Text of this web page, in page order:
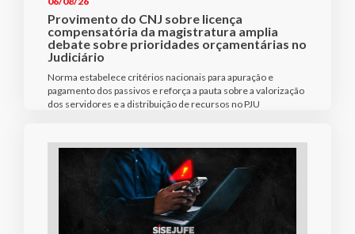
Provimento do CNJ sobre licença
compensatória da magistratura amplia
debate sobre prioridades orçamentárias no
Judiciário
Norma estabelece critérios nacionais para apuração e
pagamento dos passivos e reforça a pauta sobre a valorização
dos servidores e a distribuição de recursos no PJU